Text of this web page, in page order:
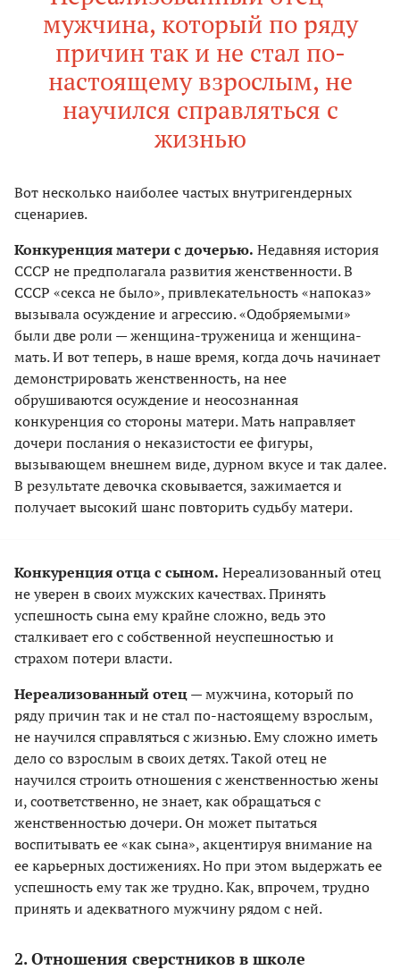
мужчина, который по ряду
причин так и не стал по-
настоящему взрослым, не
научился справляться с
жизнью
Вот несколько наиболее частых внутригендерных
сценариев.
Конкуренция матери с дочерью. Недавняя история
СССР не предполагала развития женственности. В
СССР «секса не было», привлекательность «напоказ»
вызывала осуждение и агрессию. «Одобряемыми»
были две роли — женщина-труженица и женщина-
мать. И вот теперь, в наше время, когда дочь начинает
демонстрировать женственность, на нее
обрушиваются осуждение и неосознанная
конкуренция со стороны матери. Мать направляет
дочери послания о неказистости ее фигуры,
вызывающем внешнем виде, дурном вкусе и так далее.
В результате девочка сковывается, зажимается и
получает высокий шанс повторить судьбу матери.
Конкуренция отца с сыном. Нереализованный отец
не уверен в своих мужских качествах. Принять
успешность сына ему крайне сложно, ведь это
сталкивает его с собственной неуспешностью и
страхом потери власти.
Нереализованный отец— мужчина, который по
ряду причин так и не стал по-настоящему взрослым,
не научился справляться с жизнью. Ему сложно иметь
дело со взрослым в своих детях. Такой отец не
научился строить отношения с женственностью жены
и, соответственно, не знает, как обращаться с
женственностью дочери. Он может пытаться
воспитывать ее «как сына», акцентируя внимание на
ее карьерных достижениях. Но при этом выдержать ее
успешность ему так же трудно. Как, впрочем, трудно
принять и адекватного мужчину рядом с ней.
2. Отношения сверстников в школе